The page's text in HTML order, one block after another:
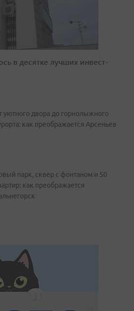
в десятке лучших инвест-
уютного двора до горнолыжного
как преображается Арсеньев
парк, сквер с фонтаном и 50
как преображается